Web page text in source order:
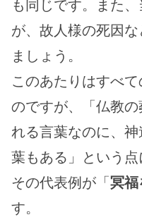
も同じです。また
が、故人様の死因
ましょう。
このあたりはすべ
のですが、「仏教
れる言葉なのに、
葉もある」という点
その代表例が「冥福
す。